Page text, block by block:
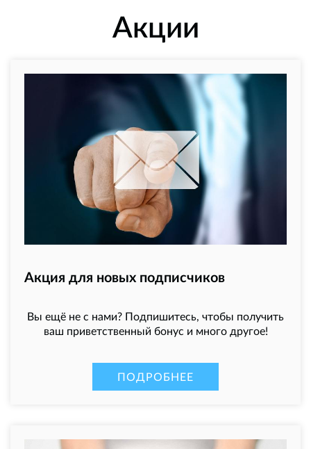
Акции
Акция для новых подписчиков
Вы ещё не с нами? Подпишитесь, чтобы получить
ваш приветственный бонус и много другое!
ПОДРОБНЕЕ